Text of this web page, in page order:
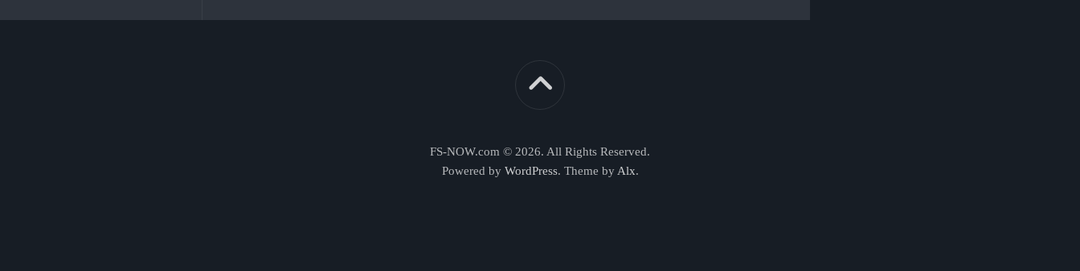
FS-NOW.com © 2026. All Rights Reserved.
Powered by WordPress. Theme by Alx.